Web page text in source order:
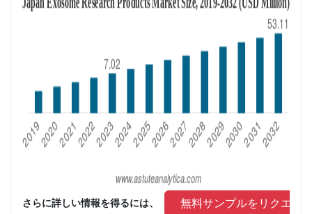
さらに詳しい情報を得るには、 無料サンプルをリクエス